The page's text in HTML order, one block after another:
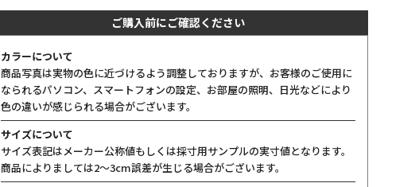
ご購入前にご確認ください
カラーについて
商品写真は実物の色に近づけるよう調整しておりますが、お客様のご使用に
なられるパソコン、スマートフォンの設定、お部屋の照明、日光などにより
色の違いが感じられる場合がございます。
サイズについて
サイズ表記はメーカー公称値もしくは採寸用サンプルの実寸値となります。
商品によりましては2〜3cm誤差が生じる場合がございます。